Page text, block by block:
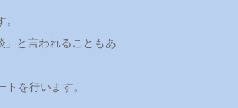
」と言われることもあ
を行います。